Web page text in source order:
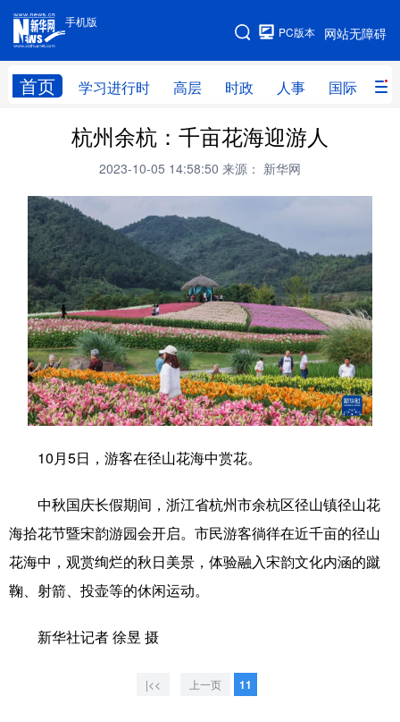
手机版
网站无障碍
PC版本
首页 学习进行时 高层 时政 人事 国际 财
手机版
网站地图
学习进行时 高层 时政
财经 网评
台湾
科技 科创 量子
文化 书画 健康 军事
访谈 视频 图片 政务
法律 中央文件 金融 汽车
食品 人居 信息化 数字经济
彩票 娱乐 时尚 悦读
文化产业
天津 河北
杭州余杭：千亩花海迎游人
2023-10-05 14:58:50 来源： 新华网
10月5日，游客在径山花海中赏花。
中秋国庆长假期间，浙江省杭州市余杭区径山镇径山花
海拾花节暨宋韵游园会开启。市民游客徜徉在近千亩的径山
花海中，观赏绚烂的秋日美景，体验融入宋韵文化内涵的蹴
鞠、射箭、投壶等的休闲运动。
新华社记者 徐昱 摄
|<< 上一页 11